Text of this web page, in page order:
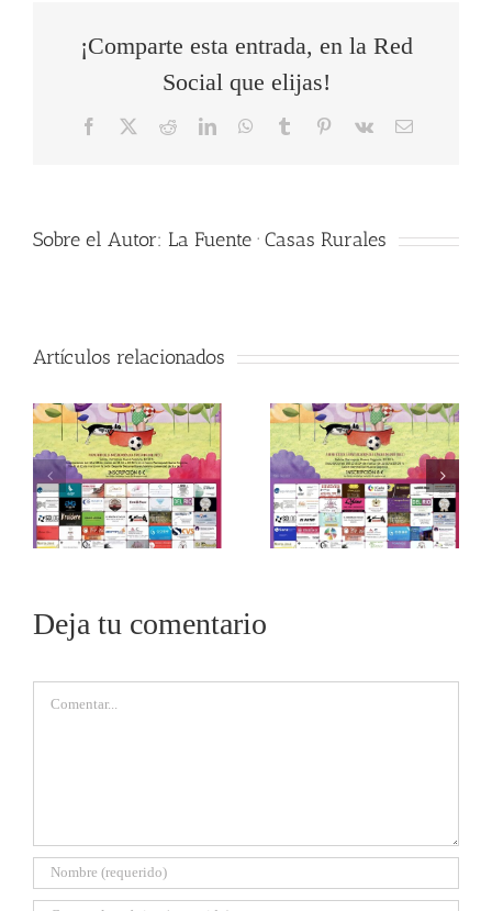
¡Comparte esta entrada, en la Red
Social que elijas!
Facebook RedditLinkedInWhatsApp
Tumblr Pinterest
Vk
Correo
Sobre el Autor: La Fuente · Casas Rurales
Artículos relacionados
Deja tu comentario
Comentar